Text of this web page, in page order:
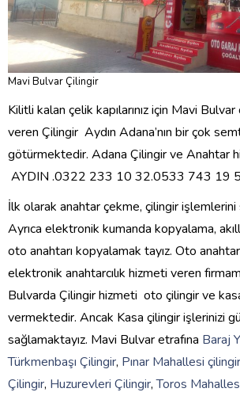
Mavi Bulvar Çilingir
Kilitli kalan çelik kapılarınız için Mavi
veren Çilingir Aydın Adana’nın bir çok
götürmektedir. Adana Çilingir ve Anahtar
AYDIN .0322 233 10 32.0533 743 19
İlk olarak anahtar çekme, çilingir işlemlerini
Ayrıca elektronik kumanda kopyalama,
oto anahtarı kopyalamak tayız. Oto
elektronik anahtarcılık hizmeti veren
Bulvarda Çilingir hizmeti oto çilingir ve
vermektedir. Ancak Kasa çilingir işlerinizi
sağlamaktayız. Mavi Bulvar etrafına Baraj
Türkmenbaşı Çilingir, Pınar Mahallesi çilingir
Çilingir, Huzurevleri Çilingir,Toros